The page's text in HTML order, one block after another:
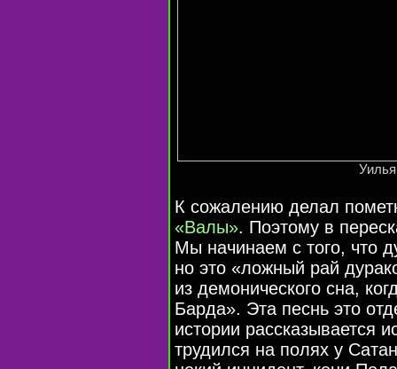
К сожалению делал
«Валы». Поэтому в
Мы начинаем с того, что
но это «ложный рай
из демонического сна,
Барда». Эта песнь это
истории рассказывается
трудился на полях у